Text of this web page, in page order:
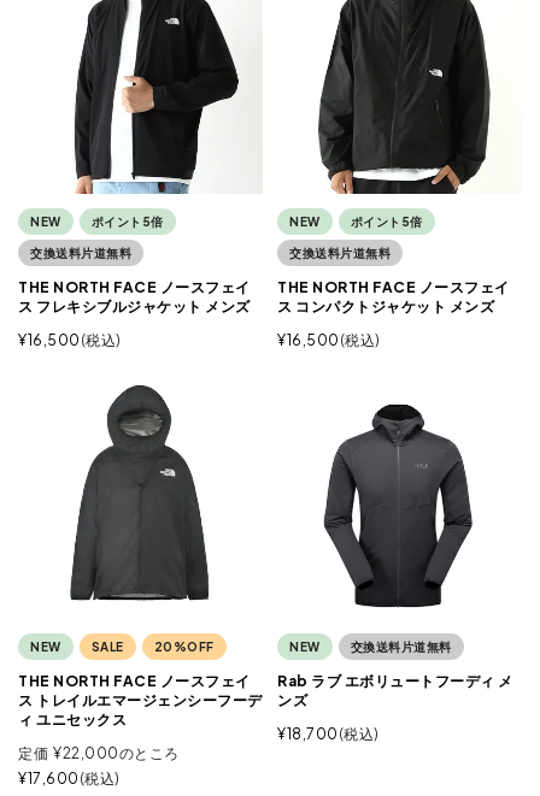
NEW ポイント5倍
交換送料片道無料
THE NORTH FACE ノースフェイ
ス フレキシブルジャケット メンズ
¥16,500 税込
NEW ポイント5倍
交換送料片道無料
THE NORTH FACE ノースフェイ
ス コンパクトジャケット メンズ
¥16,500 税込
NEW SALE 20%OFF
THE NORTH FACE ノースフェイ
ス トレイルエマージェンシーフーデ
ィ ユニセックス
定価 ¥22,000のところ
¥17,600 税込
NEW 交換送料片道無料
Rab ラブ エボリュートフーディ メ
ンズ
¥18,700 税込